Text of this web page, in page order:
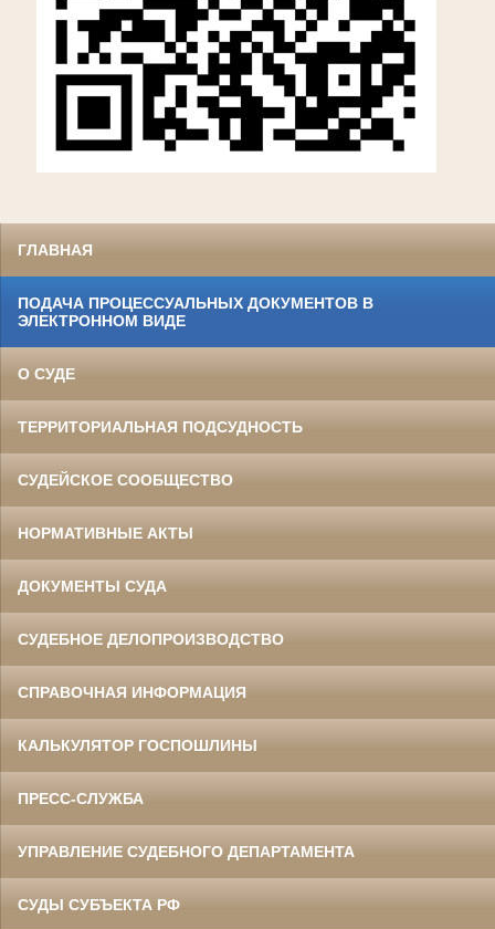
ГЛАВНАЯ
ПОДАЧА ПРОЦЕССУАЛЬНЫХ ДОКУМЕНТОВ В
ЭЛЕКТРОННОМ ВИДЕ
О СУДЕ
ТЕРРИТОРИАЛЬНАЯ ПОДСУДНОСТЬ
СУДЕЙСКОЕ СООБЩЕСТВО
НОРМАТИВНЫЕ АКТЫ
ДОКУМЕНТЫ СУДА
СУДЕБНОЕ ДЕЛОПРОИЗВОДСТВО
СПРАВОЧНАЯ ИНФОРМАЦИЯ
КАЛЬКУЛЯТОР ГОСПОШЛИНЫ
ПРЕСС-СЛУЖБА
УПРАВЛЕНИЕ СУДЕБНОГО ДЕПАРТАМЕНТА
СУДЫ СУБЪЕКТА РФ